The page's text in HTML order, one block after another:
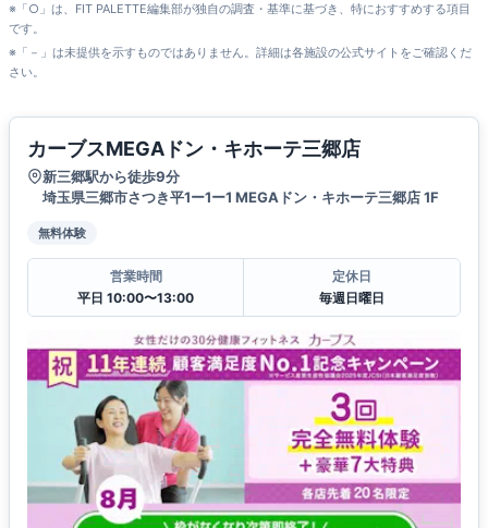
※「○」は、FIT PALETTE編集部が独自の調査・基準に基づき、特におすすめする項目
です。
※「－」は未提供を示すものではありません。詳細は各施設の公式サイトをご確認くだ
さい。
カーブスMEGAドン・キホーテ三郷店
新三郷駅から徒歩9分
埼玉県三郷市さつき平1ー1ー1 MEGAドン・キホーテ三郷店 1F
無料体験
営業時間
平日 10:00〜13:00
定休日
毎週日曜日